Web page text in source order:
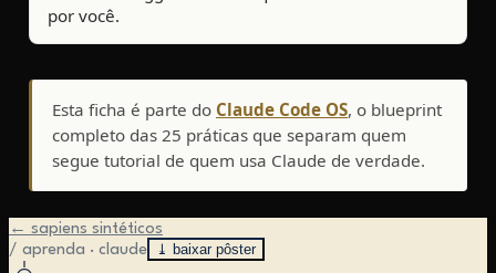
por você.
Esta ficha é parte do Claude Code OS, o blueprint
completo das 25 práticas que separam quem
segue tutorial de quem usa Claude de verdade.
← sapiens sintéticos
/ aprenda · claude
⤓ baixar pôster